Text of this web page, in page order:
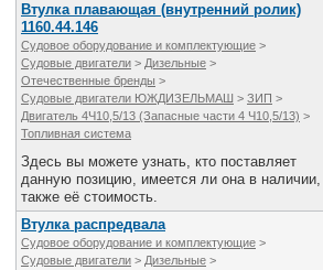
Втулка плавающая (внутренний ролик)
1160.44.146
Судовое оборудование и комплектующие >
Судовые двигатели > Дизельные >
Отечественные бренды >
Судовые двигатели ЮЖДИЗЕЛЬМАШ > ЗИП >
Двигатель 4Ч10,5/13 (Запасные части 4 Ч10,5/13) >
Топливная система
Здесь вы можете узнать, кто поставляет
данную позицию, имеется ли она в
также её стоимость.
Втулка распредвала
Судовое оборудование и комплектующие >
Судовые двигатели > Дизельные >